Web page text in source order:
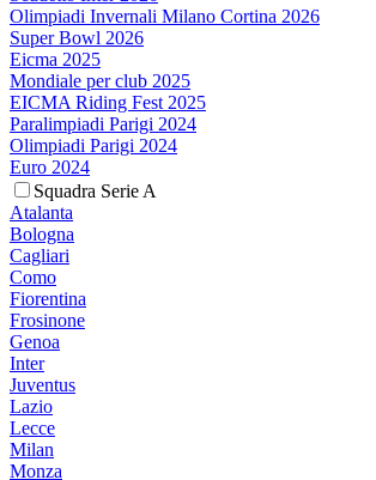
Olimpiadi Invernali Milano Cortina 2026
Super Bowl 2026
Eicma 2025
Mondiale per club 2025
EICMA Riding Fest 2025
Paralimpiadi Parigi 2024
Olimpiadi Parigi 2024
Euro 2024
Squadra Serie A
Atalanta
Bologna
Cagliari
Como
Fiorentina
Frosinone
Genoa
Inter
Juventus
Lazio
Lecce
Milan
Monza